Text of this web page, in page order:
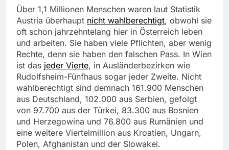
Über 1,1 Millionen Menschen waren laut Statistik
Austria überhaupt nicht wahlberechtigt, obwohl sie
oft schon jahrzehntelang hier in Österreich leben
und arbeiten. Sie haben viele Pflichten, aber wenig
Rechte, denn sie haben den falschen Pass. In Wien
ist das jeder Vierte, in Ausländerbezirken wie
Rudolfsheim-Fünfhaus sogar jeder Zweite. Nicht
wahlberechtigt sind demnach 161.900 Menschen
aus Deutschland, 102.000 aus Serbien, gefolgt
von 97.700 aus der Türkei, 83.300 aus Bosnien
und Herzegowina und 76.800 aus Rumänien und
eine weitere Viertelmillion aus Kroatien, Ungarn,
Polen, Afghanistan und der Slowakei.